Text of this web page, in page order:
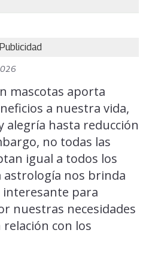
Publicidad
mascotas aporta
a nuestra vida,
alegría hasta reducción
no todas las
igual a todos los
astrología nos brinda
para
nuestras necesidades
con los